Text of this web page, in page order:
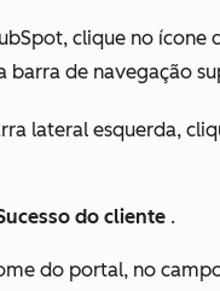
clique no ícone
barra de navegação
lateral esquerda,
do cliente .
do portal, no